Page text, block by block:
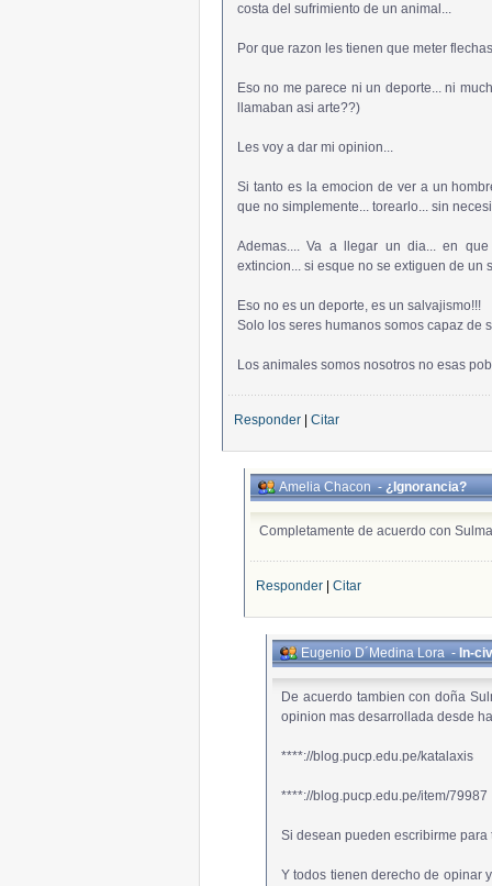
costa del sufrimiento de un animal...
Por que razon les tienen que meter
Eso no me parece ni un deporte... ni
llamaban asi arte??)
Les voy a dar mi opinion...
Si tanto es la emocion de ver a un
que no simplemente... torearlo... sin
Ademas.... Va a llegar un dia... en
extincion... si esque no se extiguen de un
Eso no es un deporte, es un salvajismo!!!
Solo los seres humanos somos capaz de
Los animales somos nosotros no esas
Responder Citar
Amelia Chacon-¿Ignorancia?
Completamente de acuerdo con
Responder Citar
Eugenio D´Medina Lora- In-
De acuerdo tambien con doña
opinion mas desarrollada desde
****://blog.pucp.edu.pe/katalaxis
****://blog.pucp.edu.pe/item/79987
Si desean pueden escribirme
Y todos tienen derecho de opinar